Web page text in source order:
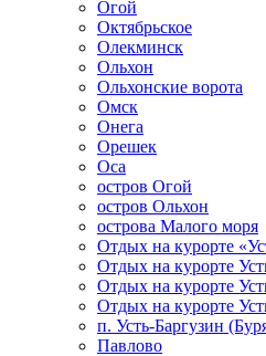
Огой
Октябрьское
Олекминск
Ольхон
Ольхонские ворота
Омск
Онега
Орешек
Оса
остров Огой
остров Ольхон
острова Малого моря
Отдых на курорте
Отдых на курорте
Отдых на курорте
Отдых на курорте
п. Усть-Баргузин
Павлово